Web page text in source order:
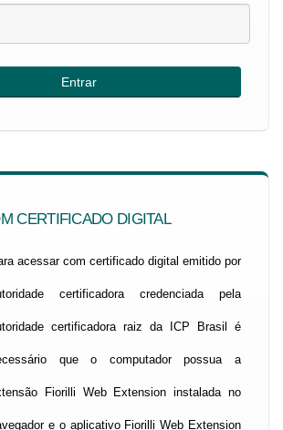
CERTIFICADO DIGITAL
acessar com certificado digital emitido por
certificadora credenciada pela
certificadora raiz da ICP Brasil é
que o computador possua a
Fiorilli Web Extension instalada no
e o aplicativo Fiorilli Web Extension